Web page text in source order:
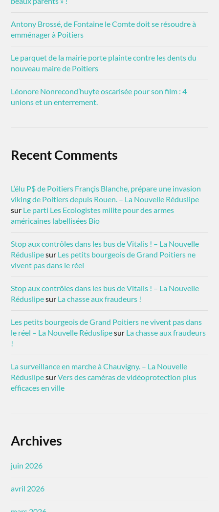
Antony Brossé, de Fontaine le Comte doit se résoudre à
emménager à Poitiers
Le parquet de la mairie porte plainte contre les dents du
nouveau maire de Poitiers
Léonore Nonrecond’huyte oscarisée pour son film : 4
unions et un enterrement.
Recent Comments
L’élu P$ de Poitiers Françis Blanche, prépare une invasion
viking de Poitiers depuis Rouen. – La Nouvelle Réduslipe
sur Le parti Les Ecologistes milite pour des armes
américaines labellisées Bio
Stop aux contrôles dans les bus de Vitalis ! – La Nouvelle
Réduslipesur Les petits bourgeois de Grand Poitiers ne
vivent pas dans le réel
Stop aux contrôles dans les bus de Vitalis ! – La Nouvelle
Réduslipesur La chasse aux fraudeurs !
Les petits bourgeois de Grand Poitiers ne vivent pas dans
le réel – La Nouvelle Réduslipesur La chasse aux fraudeurs
!
La surveillance en marche à Chauvigny. – La Nouvelle
RéduslipesurVers des caméras de vidéoprotection plus
efficaces en ville
Archives
juin 2026
avril 2026